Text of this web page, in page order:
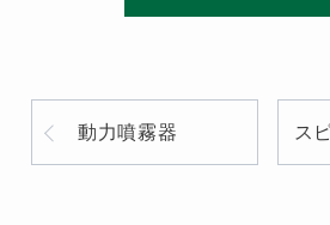
動力噴霧器